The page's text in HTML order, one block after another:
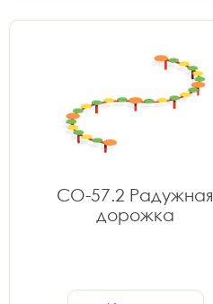
СО-57.2 Радужная
дорожка